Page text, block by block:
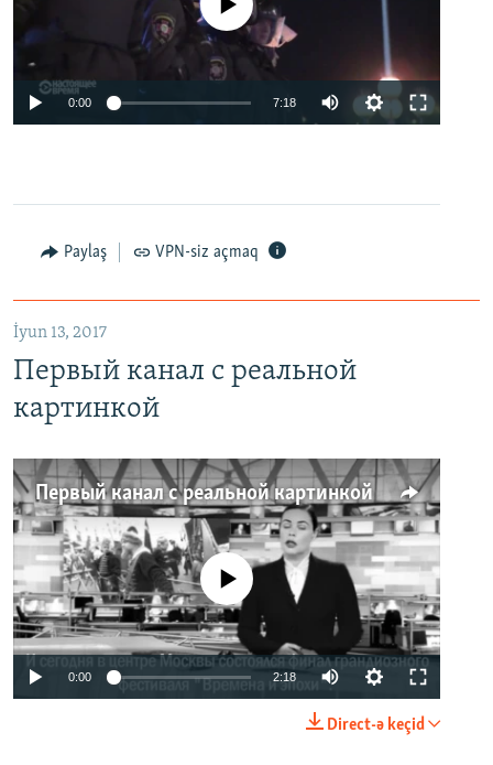
No media source currently available
0:00 7:18
Paylaş VPN-siz açmaq
İyun 13, 2017
Первый канал с реальной
картинкой
Первый канал с реальной картинкой
No media source currently available
0:00 2:18
Direct-ə keçid